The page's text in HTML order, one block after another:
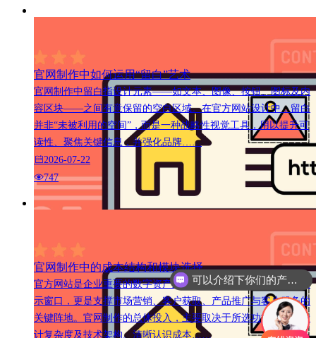
官网制作中如何运用“留白”艺术
官网制作中留白指设计元素——如文本、图像、按钮、图标及内
容区块——之间有意保留的空白区域。在官方网站设计中，留白
并非“未被利用的空间”，而是一种战略性视觉工具，用以提升可
读性、聚焦关键信息，并强化品牌……
2026-07-22
747
官网制作中的成本结构和模块选择
官方网站是企业重要的数字资产之一，不仅是品牌形象的线上展
示窗口，更是支撑市场营销、客户获取、产品推广与客户服务的
关键阵地。官网制作的总体投入，主要取决于所选功能模块、设
计复杂度及技术架构。清晰认识成本……
可以介绍下你们的产品么